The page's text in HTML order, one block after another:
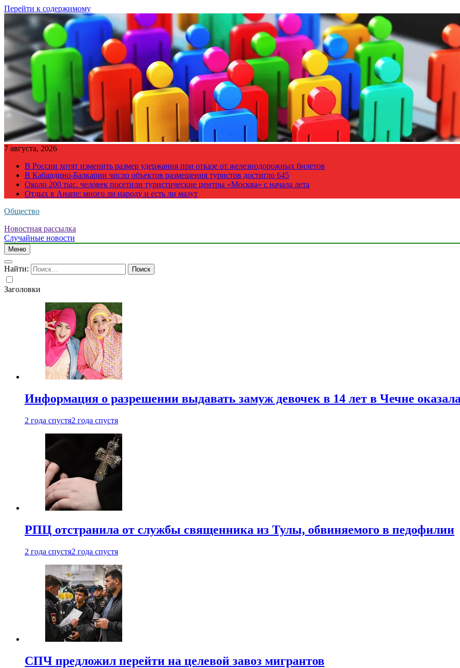
Перейти к содержимому
7 августа, 2026
В России хотят изменить размер удержания при отказе от железнодорожных билетов
В Кабардино-Балкарии число объектов размещения туристов достигло 645
Около 200 тыс. человек посетили туристические центры «Москва» с начала лета
Отдых в Анапе: много ли народу и есть ли мазут
Общество
Новостная рассылка
Случайные новости
Меню
Найти:
Заголовки
Информация о разрешении выдавать замуж девочек в 14 лет в Чечне
2 года спустя2 года спустя
РПЦ отстранила от службы священника из Тулы, обвиняемого в педофилии
2 года спустя2 года спустя
СПЧ предложил перейти на целевой завоз мигрантов